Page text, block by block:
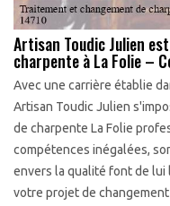
Artisan Toudic Julien
charpente à La Folie –
Avec une carrière établie
Artisan Toudic Julien
de charpente La Folie
compétences inégalées,
envers la qualité font de lui
votre projet de